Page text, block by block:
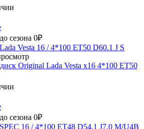
сезона 0₽
Original Lada Vesta x16 4*100 ET50
сезона 0₽